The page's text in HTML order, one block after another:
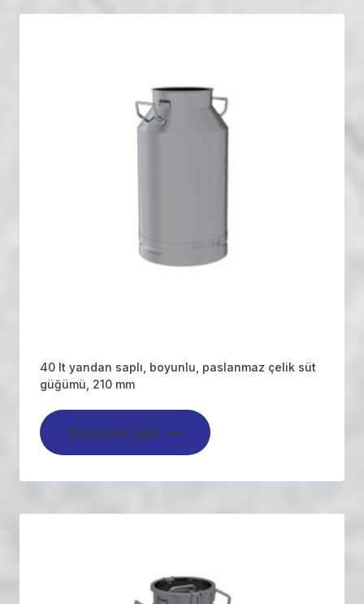
40 lt yandan saplı, boyunlu, paslanmaz çelik süt
güğümü, 210 mm
Devamını oku